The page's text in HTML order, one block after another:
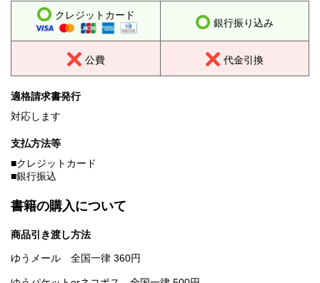
クレジットカード
銀行振り込み
公費 代金引換
適格請求書発行
対応します
支払方法等
■クレジットカード
■銀行振込
書籍の購入について
商品引き渡し方法
ゆうメール 全国一律 360円